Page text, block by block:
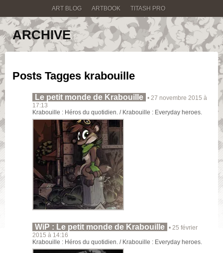
ART BLOG ARTBOOK TITASH PRO
ARCHIVE
Posts Tagges krabouille
Le petit monde de Krabouille • 27 novembre 2015 à
17:13
Krabouille : Héros du quotidien. / Krabouille : Everyday heroes.
WiP : Le petit monde de Krabouille • 25 février
2015 à 14:16
Krabouille : Héros du quotidien. / Krabouille : Everyday heroes.